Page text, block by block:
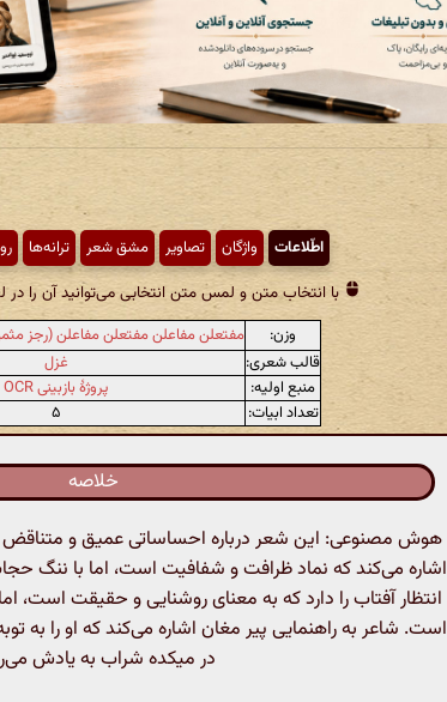
اطّلاعات واژگان تصاویر مشق شعر ترانه‌ها
با انتخاب متن و لمس متن انتخابی می‌توانید آن را
وزن:
مفتعلن مفاعلن مفتعلن مفاعلن (رجز
قالب شعری:
غزل
منبع اولیه:
پروژهٔ بازبینی OCR
تعداد ابیات:
۵
خلاصه
هوش مصنوعی: این شعر درباره احساساتی عمیق و
اشاره می‌کند که نماد ظرافت و شفافیت است، اما با ننگ
انتظار آفتاب را دارد که به معنای روشنایی و حقیقت است،
است. شاعر به راهنمایی پیر مغان اشاره می‌کند که او را به
در میکده شراب به یادش